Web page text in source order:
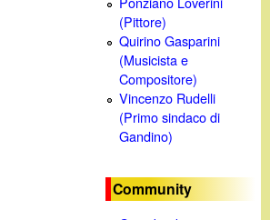
(Pittore)
Quirino Gasparini
(Musicista e
Compositore)
Vincenzo Rudelli
(Primo sindaco di
Gandino)
Community